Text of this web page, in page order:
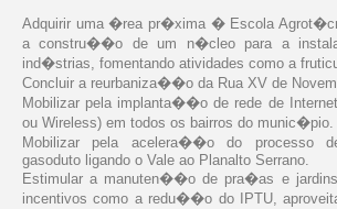
Adquirir uma �rea pr�xima � Escola
a constru��o de um n�cleo para a
ind�strias, fomentando atividades como a
Concluir a reurbaniza��o da Rua XV de
Mobilizar pela implanta��o de rede de
ou Wireless) em todos os bairros do munic�pio.
Mobilizar pela acelera��o do processo
gasoduto ligando o Vale ao Planalto Serrano.
Estimular a manuten��o de pra�as e
incentivos como a redu��o do IPTU,